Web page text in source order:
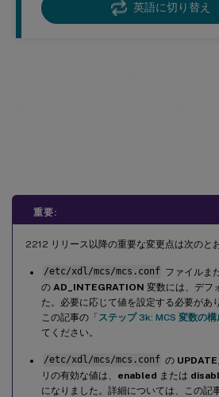
英語に切り替え
重要:
2212 リリース以降の重要な変更点は次のと
/etc/xdl/mcs/mcs.conf ファイルま
の AD_INTEGRATION 変数には、デフ
た。必要に応じて値を設定する必要があ
この記事の「 ステップ 3k: MCS 変数の構
てください。
/etc/xdl/mcs/mcs.conf の
リの有効な値は、 enabled または
になりました。詳細については、この記
ステップ4: マシンカタログの作成